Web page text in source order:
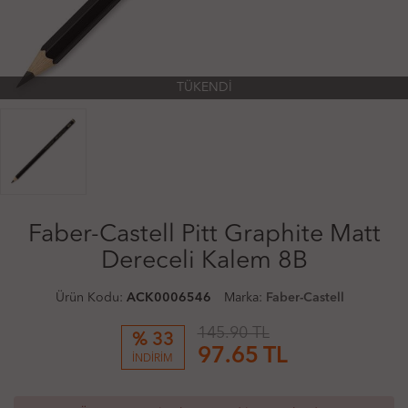
TÜKENDİ
Faber-Castell Pitt Graphite Matt
Dereceli Kalem 8B
Ürün Kodu: ACK0006546 Marka: Faber-Castell
% 33
İNDİRİM
145.90 TL
97.65 TL